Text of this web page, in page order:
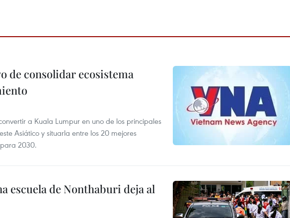
de consolidar ecosistema
a Kuala Lumpur en uno de los principales
Asiático y situarla entre los 20 mejores
2030.
escuela de Nonthaburi deja al